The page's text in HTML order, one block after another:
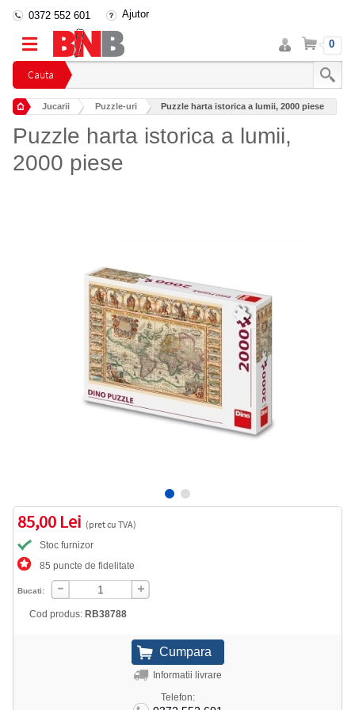
Cauta
0372 552 601 Ajutor
Intra
in
cont
Cos 0
Jucarii Puzzle-uri Puzzle harta istorica a lumii, 2000 piese
Puzzle harta istorica a lumii,
2000 piese
85,00 Lei (pret cu TVA)
Stoc furnizor
85 puncte de fidelitate
Bucati:
Cod produs: RB38788
Informatii livrare
Telefon: